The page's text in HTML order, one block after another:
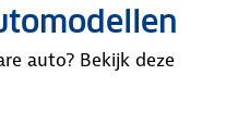
auto? Bekijk deze